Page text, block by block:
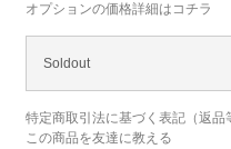
オプションの価格詳細はコチラ
Soldout
特定商取引法に基づく表記（返品
この商品を友達に教える